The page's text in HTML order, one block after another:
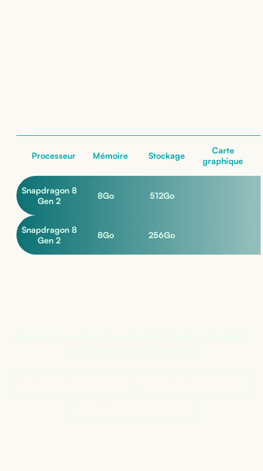
Processeur Mémoire Stockage
Carte
graphique
Snapdragon 8
Gen 2
8Go 512Go
Snapdragon 8
Gen 2
8Go 256Go